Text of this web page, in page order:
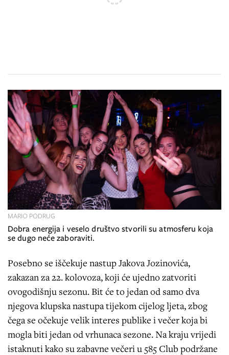
Dobra energija i veselo društvo stvorili su atmosferu koja
se dugo neće zaboraviti.
MARIO PODRUG
Posebno se iščekuje nastup Jakova Jozinovića,
zakazan za 22. kolovoza, koji će ujedno zatvoriti
ovogodišnju sezonu. Bit će to jedan od samo dva
njegova klupska nastupa tijekom cijelog ljeta, zbog
čega se očekuje velik interes publike i večer koja bi
mogla biti jedan od vrhunaca sezone. Na kraju vrijedi
istaknuti kako su zabavne večeri u 585 Club podržane